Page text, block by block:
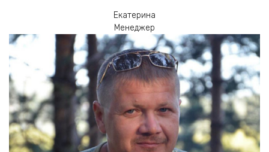
Екатерина
Менеджер